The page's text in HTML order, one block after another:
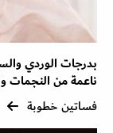
بدرجات الوردي
ناعمة من النجمات
فساتين خطوبة